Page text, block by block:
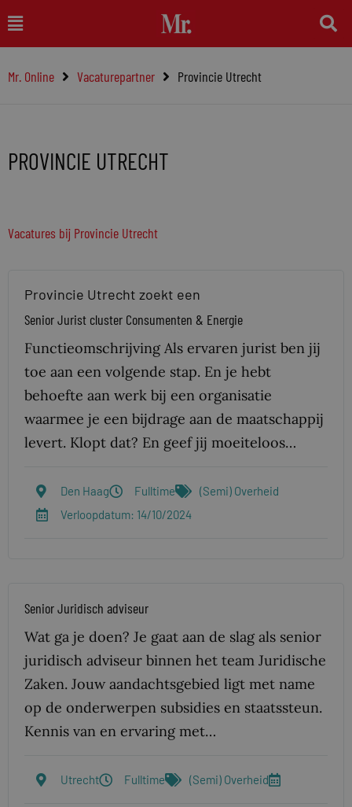
naar
inhoud
Main
Menu
Mr. Online Vacaturepartner Provincie Utrecht
PROVINCIE UTRECHT
Vacatures bij Provincie Utrecht
Provincie Utrecht zoekt een
Senior Jurist cluster Consumenten & Energie
Functieomschrijving Als ervaren jurist ben jij
toe aan een volgende stap. En je hebt
behoefte aan werk bij een organisatie
waarmee je een bijdrage aan de maatschappij
levert. Klopt dat? En geef jij moeiteloos…
Den Haag Fulltime
(Semi) Overheid
Verloopdatum: 14/10/2024
Senior Juridisch adviseur
Wat ga je doen? Je gaat aan de slag als senior
juridisch adviseur binnen het team Juridische
Zaken. Jouw aandachtsgebied ligt met name
op de onderwerpen subsidies en staatssteun.
Kennis van en ervaring met…
Utrecht Fulltime (Semi) Overheid